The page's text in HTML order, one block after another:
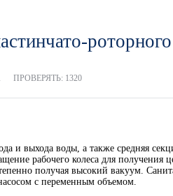
ПРОВЕРЯТЬ: 1320
и выхода воды, а также средняя
рабочего колеса для
получая высокий вакуум.
с переменным объемом.